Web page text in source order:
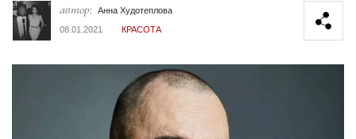
автор: Анна Худотеплова
08.01.2021
КРАСОТА